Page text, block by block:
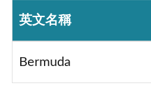
英文名稱
Bermuda